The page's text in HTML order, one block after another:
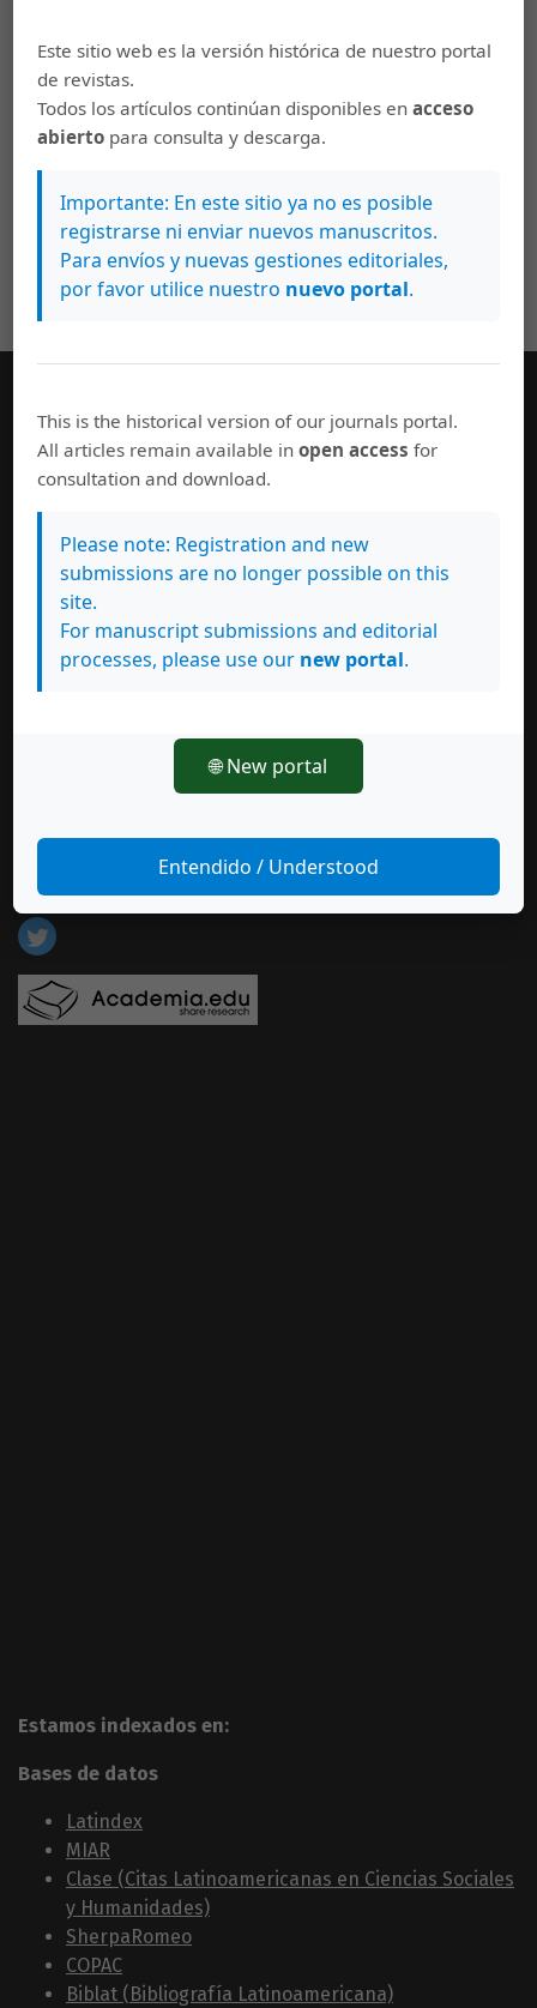
Información general
Equipo editorial
Suscríbase a esta revista
Estamos indexados en:
Bases de datos
Latindex
MIAR
Clase (Citas Latinoamericanas en Ciencias Sociales
y Humanidades)
SherpaRomeo
COPAC
Biblat (Bibliografía Latinoamericana)
Este sitio web es la versión histórica de nuestro portal
de revistas.
Todos los artículos continúan disponibles enacceso
abierto para consulta y descarga.
Importante: En este sitio ya no es posible
registrarse ni enviar nuevos manuscritos.
Para envíos y nuevas gestiones editoriales,
por favor utilice nuestro nuevo portal.
This is the historical version of our journals portal.
All articles remain available inopen access for
consultation and download.
Please note: Registration and new
submissions are no longer possible on this
site.
For manuscript submissions and editorial
processes, please use our new portal.
🌐 New portal
Entendido / Understood